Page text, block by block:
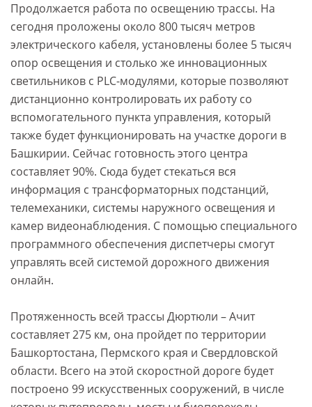
Продолжается работа по освещению трассы. На
сегодня проложены около 800 тысяч метров
электрического кабеля, установлены более 5 тысяч
опор освещения и столько же инновационных
светильников с PLC-модулями, которые позволяют
дистанционно контролировать их работу со
вспомогательного пункта управления, который
также будет функционировать на участке дороги в
Башкирии. Сейчас готовность этого центра
составляет 90%. Сюда будет стекаться вся
информация с трансформаторных подстанций,
телемеханики, системы наружного освещения и
камер видеонаблюдения. С помощью специального
программного обеспечения диспетчеры смогут
управлять всей системой дорожного движения
онлайн.
Протяженность всей трассы Дюртюли – Ачит
составляет 275 км, она пройдет по территории
Башкортостана, Пермского края и Свердловской
области. Всего на этой скоростной дороге будет
построено 99 искусственных сооружений, в числе